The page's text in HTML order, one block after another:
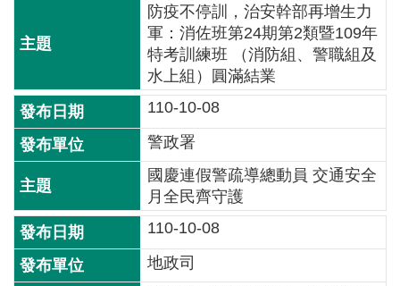
題
互
動
交
流
回
首
頁
防疫不停訓，治安幹部再增生力
軍：消佐班第24期第2類暨109年
特考訓練班 （消防組、警職組及
水上組）圓滿結業
110-10-08
警政署
國慶連假警疏導總動員 交通安全
月全民齊守護
110-10-08
地政司